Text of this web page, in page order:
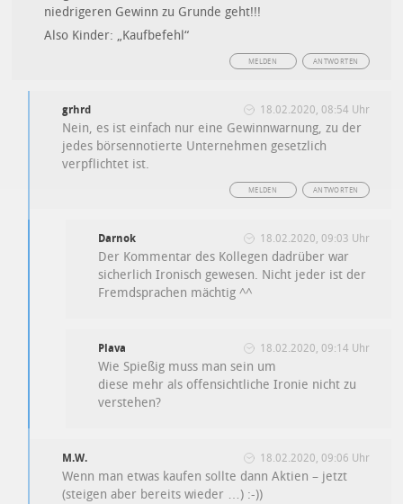
niedrigeren Gewinn zu Grunde geht!!!
Also Kinder: „Kaufbefehl“
ANTWORTEN
MELDEN
grhrd 18.02.2020, 08:54 Uhr
Nein, es ist einfach nur eine Gewinnwarnung, zu der
jedes börsennotierte Unternehmen gesetzlich
verpflichtet ist.
ANTWORTEN
MELDEN
Darnok 18.02.2020, 09:03 Uhr
Der Kommentar des Kollegen dadrüber war
sicherlich Ironisch gewesen. Nicht jeder ist der
Fremdsprachen mächtig ^^
Plava 18.02.2020, 09:14 Uhr
Wie Spießig muss man sein um
diese mehr als offensichtliche Ironie nicht zu
verstehen?
M.W. 18.02.2020, 09:06 Uhr
Wenn man etwas kaufen sollte dann Aktien – jetzt
(steigen aber bereits wieder …) :-))